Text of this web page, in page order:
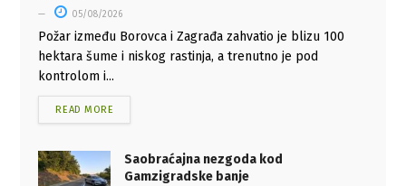
05/08/2026
Požar između Borovca i Zagrađa zahvatio je blizu 100
hektara šume i niskog rastinja, a trenutno je pod
kontrolom i...
READ MORE
Saobraćajna nezgoda kod
Gamzigradske banje